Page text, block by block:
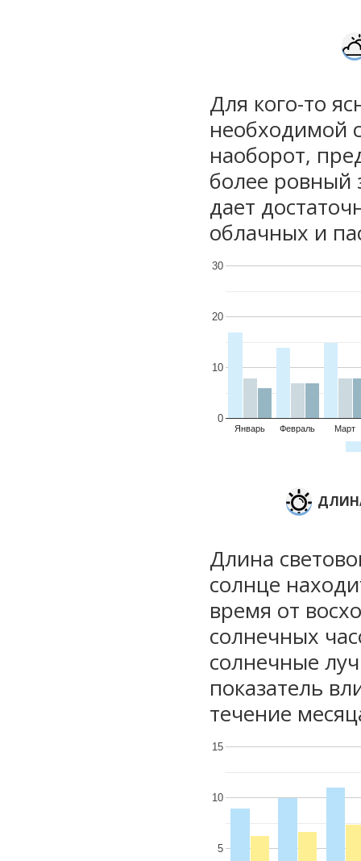
Для кого-то
необходимой
наоборот,
более ровный
дает
облачных и
Январь Февраль Март
0
10
20
30
Длина
солнце
время от
солнечных
солнечные
показатель
течение
5
10
15